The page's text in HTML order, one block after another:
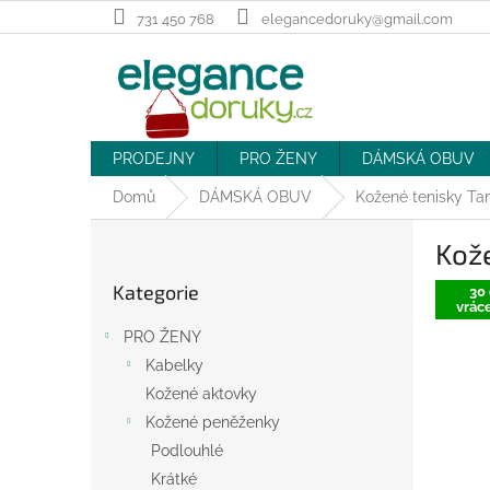
na
731 450 768 elegancedoruky@gmail.com
PRODEJNY PRO ŽENY DÁMSKÁ OBUV
Domů DÁMSKÁ OBUV Kožené tenisky
kategorie
Kategorie
PRO ŽENY
Kabelky
Kožené aktovky
Kožené peněženky
Podlouhlé
Krátké
30